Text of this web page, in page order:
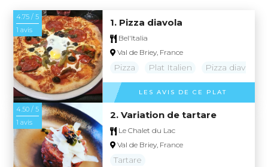
4.75 / 5
1 avis
1. Pizza diavola
Bel'Italia
Val de Briey, France
Pizza Plat Italien Pizza diavola
LES AVIS DE CE PLAT
4.50 / 5
1 avis
2. Variation de tartare
Le Chalet du Lac
Val de Briey, France
Tartare